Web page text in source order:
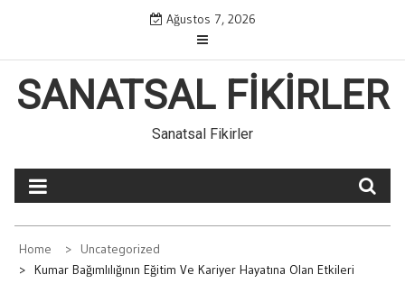
content
Ağustos 7, 2026
SANATSAL FIKIRLER
Sanatsal Fikirler
Home
Uncategorized
Kumar Bağımlılığının Eğitim Ve Kariyer Hayatına Olan Etkileri